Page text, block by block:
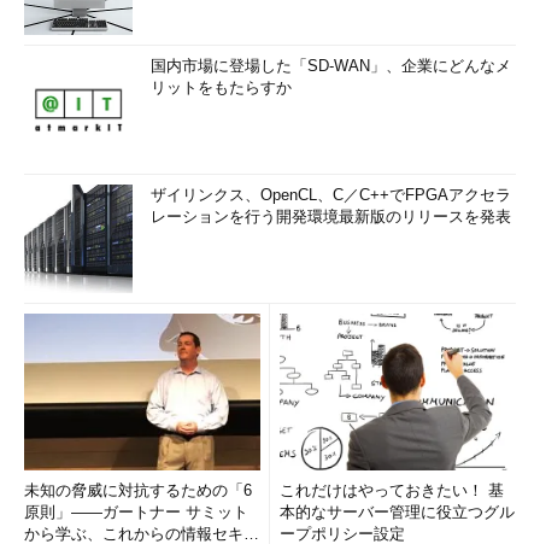
国内市場に登場した「SD-WAN」、企業にどんなメ
リットをもたらすか
ザイリンクス、OpenCL、C／C++でFPGAアクセラ
レーションを行う開発環境最新版のリリースを発表
未知の脅威に対抗するための「6
原則」――ガートナー サミット
から学ぶ、これからの情報セキュ
これだけはやっておきたい！ 基
本的なサーバー管理に役立つグル
ープポリシー設定